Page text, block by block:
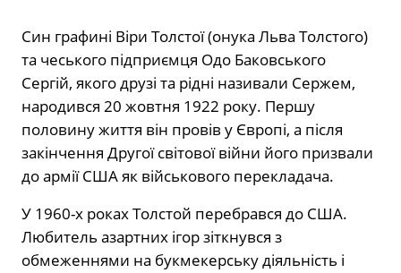
Син графині Віри Толстої (онука Льва Толстого)
та чеського підприємця Одо Баковського
Сергій, якого друзі та рідні називали Сержем,
народився 20 жовтня 1922 року. Першу
половину життя він провів у Європі, а після
закінчення Другої світової війни його призвали
до армії США як військового перекладача.
У 1960-х роках Толстой перебрався до США.
Любитель азартних ігор зіткнувся з
обмеженнями на букмекерську діяльність і